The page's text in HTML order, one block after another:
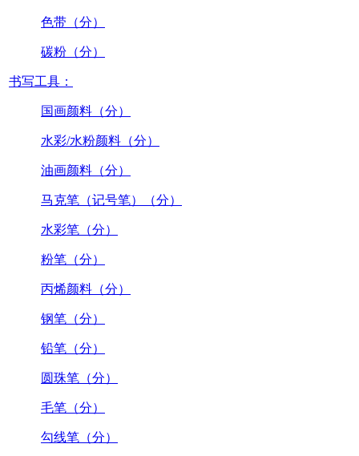
色带（分）
碳粉（分）
书写工具：
国画颜料（分）
水彩/水粉颜料（分）
油画颜料（分）
马克笔（记号笔）（分）
水彩笔（分）
粉笔（分）
丙烯颜料（分）
钢笔（分）
铅笔（分）
圆珠笔（分）
毛笔（分）
勾线笔（分）